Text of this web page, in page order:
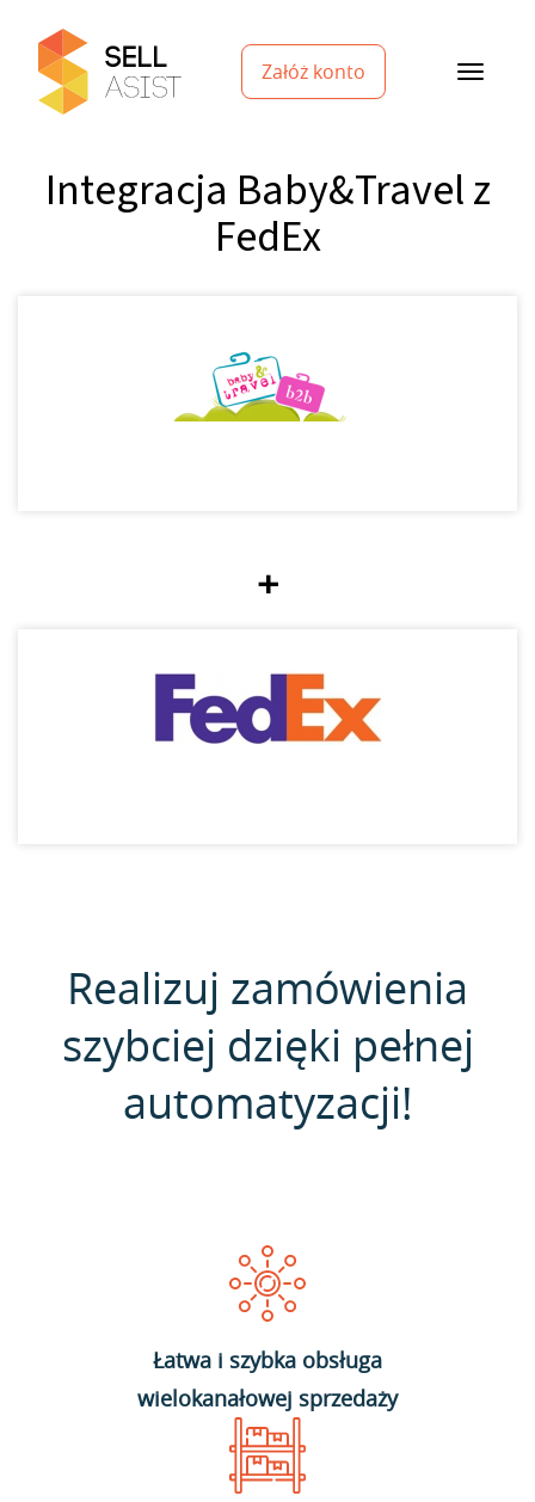
Załóż konto
Integracja Baby&Travel z
FedEx
+
Realizuj zamówienia
szybciej dzięki pełnej
automatyzacji!
Łatwa i szybka obsługa
wielokanałowej sprzedaży